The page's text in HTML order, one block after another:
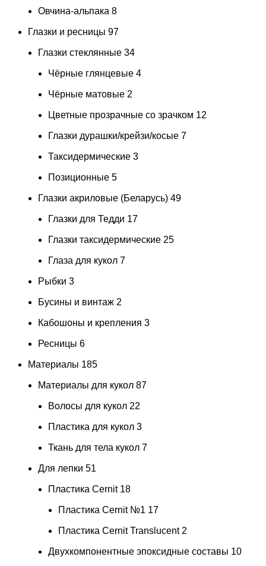
Овчина-альпака 8
Глазки и ресницы 97
Глазки стеклянные 34
Чёрные глянцевые 4
Чёрные матовые 2
Цветные прозрачные со зрачком 12
Глазки дурашки/крейзи/косые 7
Таксидермические 3
Позиционные 5
Глазки акриловые (Беларусь) 49
Глазки для Тедди 17
Глазки таксидермические 25
Глаза для кукол 7
Рыбки 3
Бусины и винтаж 2
Кабошоны и крепления 3
Ресницы 6
Материалы 185
Материалы для кукол 87
Волосы для кукол 22
Пластика для кукол 3
Ткань для тела кукол 7
Для лепки 51
Пластика Cernit 18
Пластика Cernit №1 17
Пластика Cernit Translucent 2
Двухкомпонентные эпоксидные составы 10